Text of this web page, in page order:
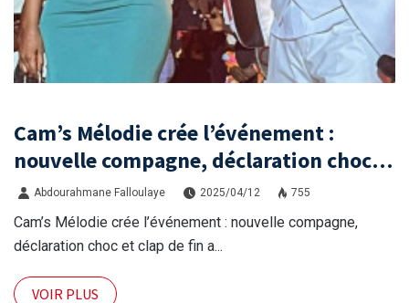
Cam’s Mélodie crée l’événement :
nouvelle compagne, déclaration choc
et clap de fin avec Tenin Diawara ?
Abdourahmane Falloulaye 2025/04/12 755
Cam’s Mélodie crée l’événement : nouvelle compagne,
déclaration choc et clap de fin a...
VOIR PLUS